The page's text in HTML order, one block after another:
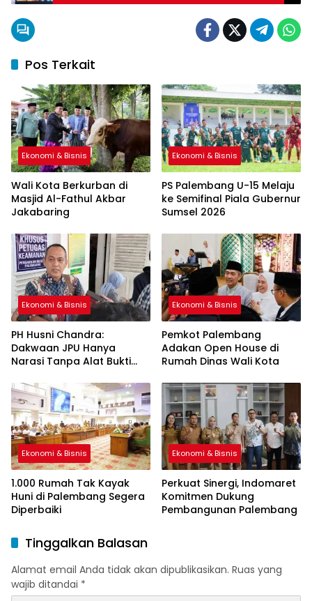
Bahas Akselerasi Inklusi Keuangan di
Pos Terkait
Ekonomi & Bisnis
Wali Kota Berkurban di
Masjid Al-Fathul Akbar
Jakabaring
Ekonomi & Bisnis
PS Palembang U-15 Melaju
ke Semifinal Piala Gubernur
Sumsel 2026
Ekonomi & Bisnis
PH Husni Chandra:
Dakwaan JPU Hanya
Narasi Tanpa Alat Bukti
Ekonomi & Bisnis
Pemkot Palembang
Adakan Open House di
Rumah Dinas Wali Kota
Ekonomi & Bisnis
1.000 Rumah Tak Kayak
Huni di Palembang Segera
Diperbaiki
Ekonomi & Bisnis
Perkuat Sinergi, Indomaret
Komitmen Dukung
Pembangunan Palembang
Tinggalkan Balasan
Alamat email Anda tidak akan dipublikasikan. Ruas yang
wajib ditandai *